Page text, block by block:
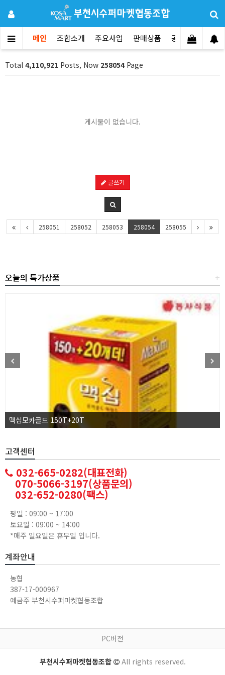
메인 조합소개 주요사업 판매상품 공지사항 문
Total 4,110,921 Posts, Now 258054Page
게시물이 없습니다.
글쓰기
258051 258052 258053 258054 258055
+
오늘의 특가상품
맥심모카골드 150T+20T
고객센터
032-665-0282(대표전화)
070-5066-3197(상품문의)
032-652-0280(팩스)
평일 : 09:00 ~ 17:00
토요일 : 09:00 ~ 14:00
*매주 일요일은 휴무일 입니다.
계좌안내
농협
387-17-000967
예금주 부천시수퍼마켓협동조합
PC버전
부천시수퍼마켓협동조합 All rights reserved.